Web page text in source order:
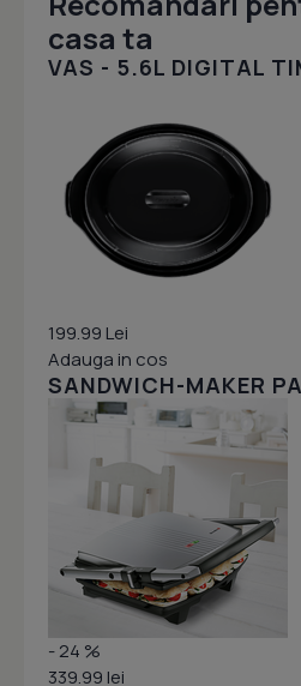
casa ta
VAS - 5.6L DIGITAL
199.99 Lei
Adauga in cos
SANDWICH-MAKER
- 24 %
339.99 lei